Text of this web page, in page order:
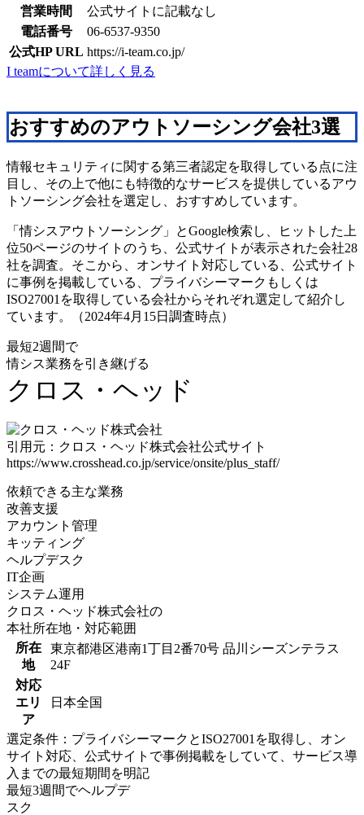
営業時間
公式サイトに記載なし
電話番号
06-6537-9350
公式HP URL https://i-team.co.jp/
I teamについて詳しく見る
おすすめのアウトソーシング会社3選
情報セキュリティに関する第三者認定を取得している点に注
目し、その上で他にも特徴的なサービスを提供しているアウ
トソーシング会社を選定し、おすすめしています。
「情シスアウトソーシング」とGoogle検索し、ヒットした上
位50ページのサイトのうち、公式サイトが表示された会社28
社を調査。そこから、オンサイト対応している、公式サイト
に事例を掲載している、プライバシーマークもしくは
ISO27001を取得している会社からそれぞれ選定して紹介し
ています。（2024年4月15日調査時点）
最短2週間で
情シス業務を引き継げる
クロス・ヘッド
引用元：クロス・ヘッド株式会社公式サイト
https://www.crosshead.co.jp/service/onsite/plus_staff/
依頼できる主な業務
改善支援
アカウント管理
キッティング
ヘルプデスク
IT企画
システム運用
クロス・ヘッド株式会社の
本社所在地・対応範囲
所在
地
東京都港区港南1丁目2番70号 品川シーズンテラス
24F
対応
エリ
ア
日本全国
選定条件：プライバシーマークとISO27001を取得し、オン
サイト対応、公式サイトで事例掲載をしていて、サービス導
入までの最短期間を明記
最短3週間でヘルプデ
スク